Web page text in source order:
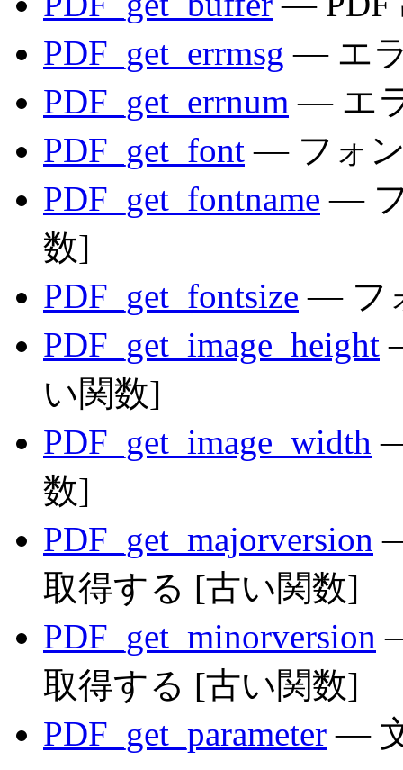
PDF_get_errmsg — エ
PDF_get_errnum — エ
PDF_get_font — フォ
PDF_get_fontname —
数]
PDF_get_fontsize — フ
PDF_get_image_height
い関数]
PDF_get_image_width
数]
PDF_get_majorversion
取得する [古い関数]
PDF_get_minorversion
取得する [古い関数]
PDF_get_parameter —